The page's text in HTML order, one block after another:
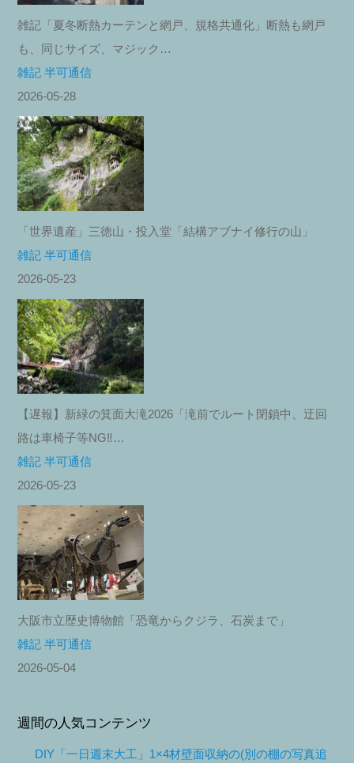
雑記「夏冬断熱カーテンと網戸、規格共通化」断熱も網戸
も、同じサイズ、マジック…
雑記 半可通信
2026-05-28
「世界遺産」三徳山・投入堂「結構アブナイ修行の山」
雑記 半可通信
2026-05-23
【遅報】新緑の箕面大滝2026「滝前でルート閉鎖中、迂回
路は車椅子等NG‼︎…
雑記 半可通信
2026-05-23
大阪市立歴史博物館「恐竜からクジラ、石炭まで」
雑記 半可通信
2026-05-04
週間の人気コンテンツ
DIY「一日週末大工」1×4材壁面収納の(別の棚の写真追